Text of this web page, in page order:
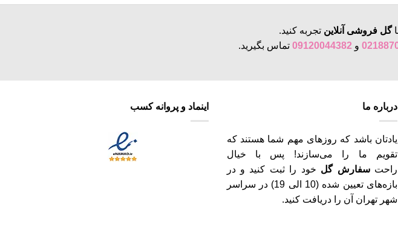
دارای
ها
ممکن
است
در
صفحه
محصول
انتخاب
شوند
گل فروشی آنلاین تجربه کنید.
و09120044382 تماس بگیرید.
درباره ما
یادتان باشد که روزهای مهم شما هستند که
تقویم ما را می‌سازند! پس با خیال
راحتسفارش گل خود را ثبت کنید و در
بازه‌های تعیین شده (10 الی 19) در سراسر
شهر تهران آن را دریافت کنید.
اینماد و پروانه کسب